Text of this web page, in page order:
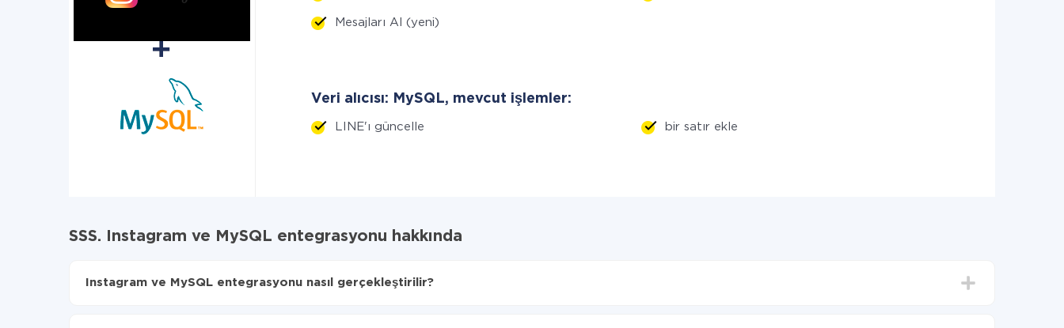
Mesajları Al (yeni)
Veri alıcısı: MySQL, mevcut işlemler:
LINE'ı güncelle bir satır ekle
SSS. Instagram ve MySQL entegrasyonu hakkında
Instagram ve MySQL entegrasyonu nasıl gerçekleştirilir?